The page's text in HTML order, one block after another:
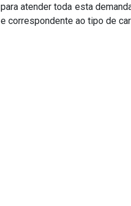
para atender toda esta
e correspondente ao tipo de